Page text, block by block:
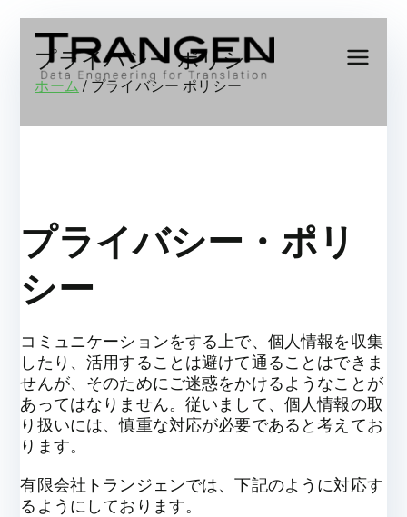
キ
en,
for
プライバシー ポリシー
ホーム プライバシー ポリシー
プライバシー・ポリ
シー
コミュニケーションをする上で、個人情報を収集
したり、活用することは避けて通ることはできま
せんが、そのためにご迷惑をかけるようなことが
あってはなりません。従いまして、個人情報の取
り扱いには、慎重な対応が必要であると考えてお
ります。
有限会社トランジェンでは、下記のように対応す
るようにしております。